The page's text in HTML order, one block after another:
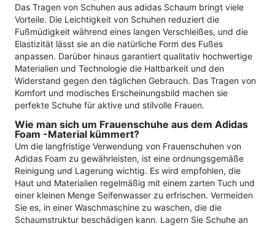
Das Tragen von Schuhen aus adidas Schaum bringt viele
Vorteile. Die Leichtigkeit von Schuhen reduziert die
Fußmüdigkeit während eines langen Verschleißes, und die
Elastizität lässt sie an die natürliche Form des Fußes
anpassen. Darüber hinaus garantiert qualitativ hochwertige
Materialien und Technologie die Haltbarkeit und den
Widerstand gegen den täglichen Gebrauch. Das Tragen von
Komfort und modisches Erscheinungsbild machen sie
perfekte Schuhe für aktive und stilvolle Frauen.
Wie man sich um Frauenschuhe aus dem Adidas
Foam -Material kümmert?
Um die langfristige Verwendung von Frauenschuhen von
Adidas Foam zu gewährleisten, ist eine ordnungsgemäße
Reinigung und Lagerung wichtig. Es wird empfohlen, die
Haut und Materialien regelmäßig mit einem zarten Tuch und
einer kleinen Menge Seifenwasser zu erfrischen. Vermeiden
Sie es, in einer Waschmaschine zu waschen, die die
Schaumstruktur beschädigen kann. Lagern Sie Schuhe an